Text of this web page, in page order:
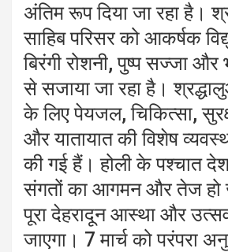
अंतिम रूप दिया जा रहा है।
साहिब परिसर को आकर्षक
बिरंगी रोशनी, पुष्प सज्जा और
से सजाया जा रहा है।
के लिए पेयजल, चिकित्सा,
और यातायात की विशेष
की गई हैं। होली के पश्चात
संगतों का आगमन और तेज हो
पूरा देहरादून आस्था और
जाएगा। 7 मार्च को परंपरा